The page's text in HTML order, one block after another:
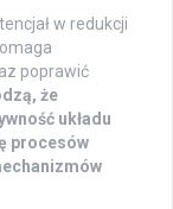
w redukcji
poprawić
że
układu
procesów